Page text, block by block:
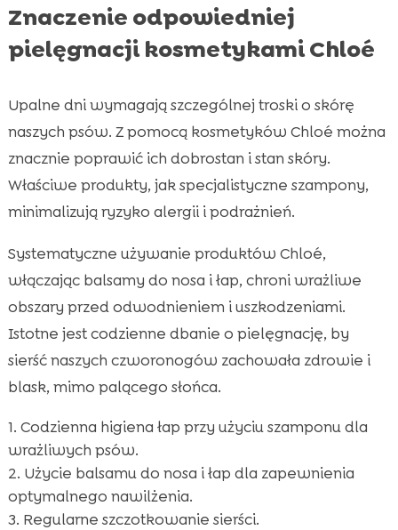
Znaczenie odpowiedniej
pielęgnacji kosmetykami Chloé
Upalne dni wymagają szczególnej troski o skórę
naszych psów. Z pomocą kosmetyków Chloé można
znacznie poprawić ich dobrostan i stan skóry.
Właściwe produkty, jak specjalistyczne szampony,
minimalizują ryzyko alergii i podrażnień.
Systematyczne używanie produktów Chloé,
włączając balsamy do nosa i łap, chroni wrażliwe
obszary przed odwodnieniem i uszkodzeniami.
Istotne jest codzienne dbanie o pielęgnację, by
sierść naszych czworonogów zachowała zdrowie i
blask, mimo palącego słońca.
Codzienna higiena łap przy użyciu szamponu dla
wrażliwych psów.
Użycie balsamu do nosa i łap dla zapewnienia
optymalnego nawilżenia.
Regularne szczotkowanie sierści.